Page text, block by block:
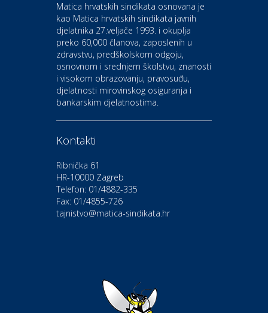
Bistrica
Auto-moto i tehnika
CIAK Auto d.o.o.
Kultura i edukacija
Kazalište Gavella
Moda i ljepota
Gastro
Hotel Bunčić Vrbovec
Izletište i vinotočje VINIA
Matica hrvatskih sindikata osnovana je
kao Matica hrvatskih sindikata javnih
djelatnika 27.veljače 1993. i okuplja
preko 60,000 članova, zaposlenih u
zdravstvu, predškolskom odgoju,
osnovnom i srednjem školstvu, znanosti
i visokom obrazovanju, pravosuđu,
djelatnosti mirovinskog osiguranja i
bankarskim djelatnostima.
Kontakti
Ribnička 61
HR-10000 Zagreb
Telefon: 01/4882-335
Fax: 01/4855-726
tajnistvo@matica-sindikata.hr